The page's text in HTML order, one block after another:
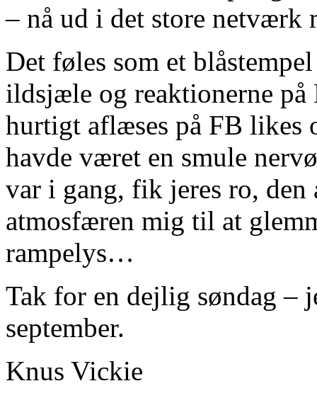
– nå ud i det store netværk
Det føles som et
ildsjæle og reaktionerne
hurtigt aflæses på FB likes
havde været en smule
var i gang, fik jeres ro, den
atmosfæren mig til at
rampelys…
Tak for en dejlig søndag –
september.
Knus Vickie